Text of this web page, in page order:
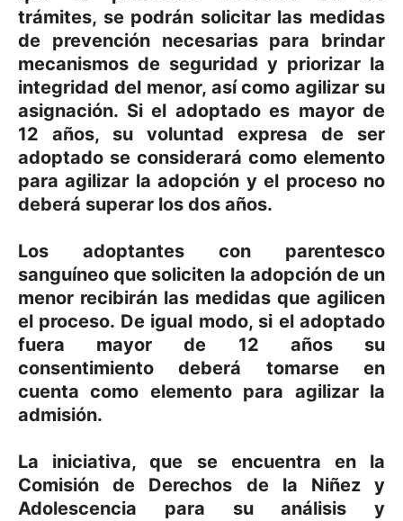
trámites, se podrán solicitar las medidas
de prevención necesarias para brindar
mecanismos de seguridad y priorizar la
integridad del menor, así como agilizar su
asignación. Si el adoptado es mayor de
12 años, su voluntad expresa de ser
adoptado se considerará como elemento
para agilizar la adopción y el proceso no
deberá superar los dos años.
Los adoptantes con parentesco
sanguíneo que soliciten la adopción de un
menor recibirán las medidas que agilicen
el proceso. De igual modo, si el adoptado
fuera mayor de 12 años su
consentimiento deberá tomarse en
cuenta como elemento para agilizar la
admisión.
La iniciativa, que se encuentra en la
Comisión de Derechos de la Niñez y
Adolescencia para su análisis y